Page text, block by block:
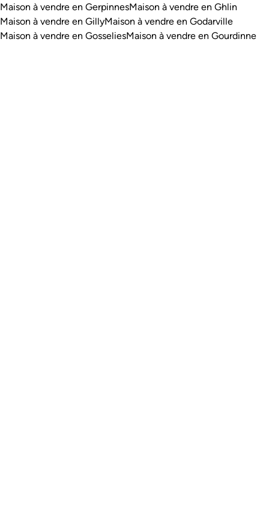
Maison à vendre en GerpinnesMaison à vendre en Ghlin
Maison à vendre en GillyMaison à vendre en Godarville
Maison à vendre en GosseliesMaison à vendre en Gourdinne